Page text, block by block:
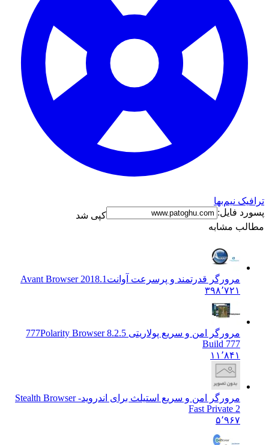
ترافیک نیم‌بها
پسورد فایل:
کپی شد
مطالب مشابه
مرورگر قدرتمند و پرسرعت آوانت Avant Browser 2018.1
۳۹۸٬۷۲۱
مرورگر امن و سریع پولاریتی 777 Polarity Browser 8.2.5
Build 777
۱۱٬۸۴۱
مرورگر امن و سریع استیلث برای اندرویدStealth Browser -
Fast Private 2
۵٬۹۶۷